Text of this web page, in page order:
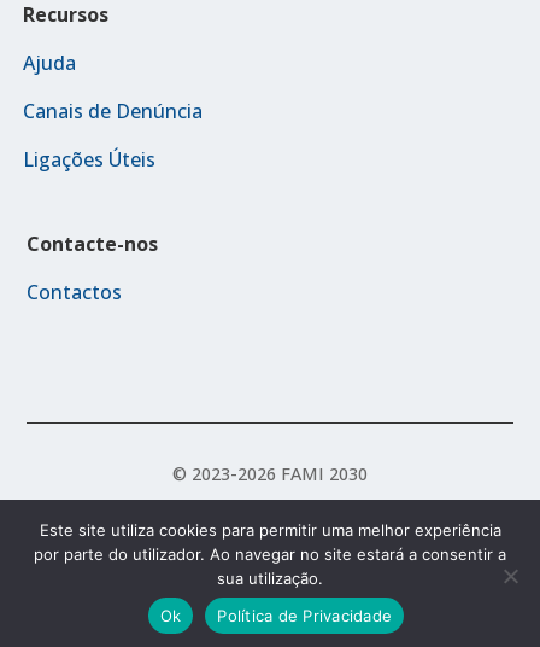
Recursos
Ajuda
Canais de Denúncia
Ligações Úteis
Contacte-nos
Contactos
© 2023-2026 FAMI 2030
Política de Acessibilidade
Política de Privacidade
Termos e Condições
Este site utiliza cookies para permitir uma melhor experiência
por parte do utilizador. Ao navegar no site estará a consentir a
sua utilização.
Ok
Política de Privacidade